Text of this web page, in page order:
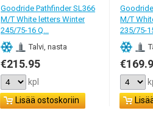
Goodride Pathfinder SL366
M/T White letters Winter
245/75-16 Q...
Talvi, nasta
€215.95
kpl
Lisää ostoskoriin
M/T
235/75-